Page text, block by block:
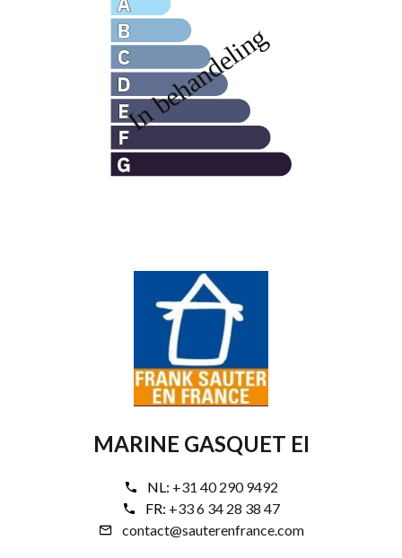
MARINE GASQUET EI
NL: +31 40 290 9492
FR: +33 6 34 28 38 47
contact@sauterenfrance.com